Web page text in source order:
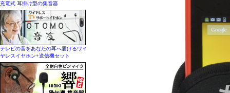
充電式 耳掛け型の集音器
テレビの音をあなたの耳へ届けるワイ
ヤレスイヤホン+送信機セット